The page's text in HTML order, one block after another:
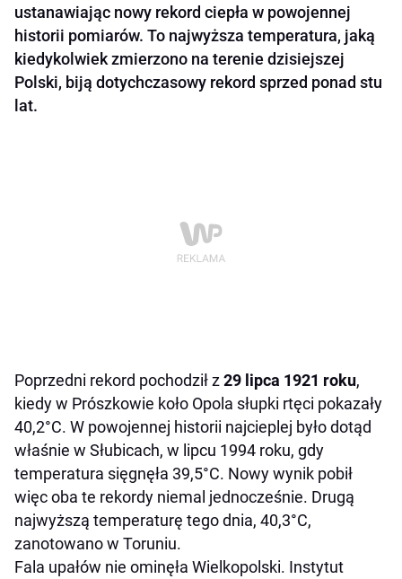
ustanawiając nowy rekord ciepła w powojennej
historii pomiarów. To najwyższa temperatura, jaką
kiedykolwiek zmierzono na terenie dzisiejszej
Polski, biją dotychczasowy rekord sprzed ponad stu
lat.
Poprzedni rekord pochodził z29 lipca 1921 roku,
kiedy w Prószkowie koło Opola słupki rtęci pokazały
40,2°C. W powojennej historii najcieplej było dotąd
właśnie w Słubicach, w lipcu 1994 roku, gdy
temperatura sięgnęła 39,5°C. Nowy wynik pobił
więc oba te rekordy niemal jednocześnie. Drugą
najwyższą temperaturę tego dnia, 40,3°C,
zanotowano w Toruniu.
Fala upałów nie ominęła Wielkopolski. Instytut